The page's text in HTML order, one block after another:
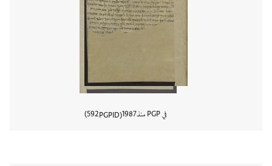
في PGP منذ 1987
PGPID
592